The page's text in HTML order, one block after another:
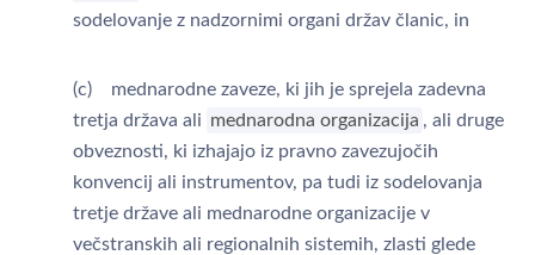
sodelovanje z nadzornimi organi držav članic, in
(c) mednarodne zaveze, ki jih je sprejela zadevna
tretja država ali mednarodna organizacija , ali druge
obveznosti, ki izhajajo iz pravno zavezujočih
konvencij ali instrumentov, pa tudi iz sodelovanja
tretje države ali mednarodne organizacije v
večstranskih ali regionalnih sistemih, zlasti glede